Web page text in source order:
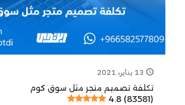
13 يناير، 2021
تكلفة تصميم متجر مثل سوق كوم
4.8 (83581)